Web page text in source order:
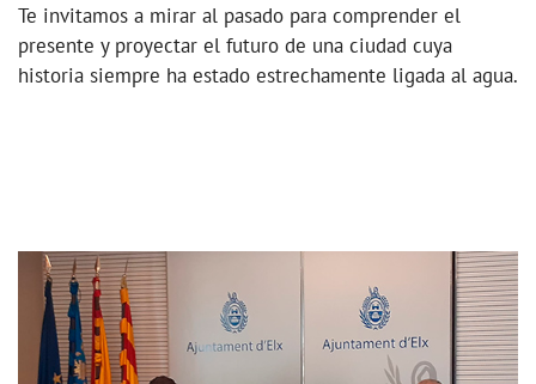
Te invitamos a mirar al pasado para comprender el
presente y proyectar el futuro de una ciudad cuya
historia siempre ha estado estrechamente ligada al agua.